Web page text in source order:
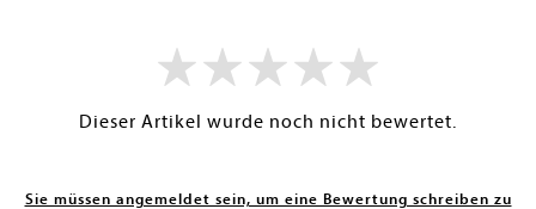
Dieser Artikel wurde noch nicht bewertet.
Sie müssen angemeldet sein, um eine Bewertung schreiben zu